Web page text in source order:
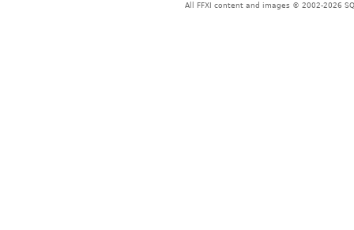
All FFXI content and images © 2002-2026